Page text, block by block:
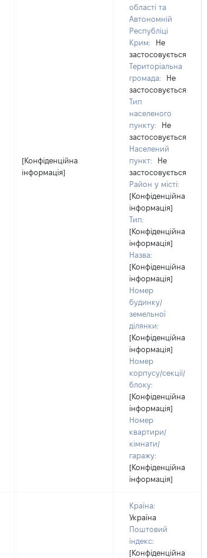
[Конфіденційна
інформація]
області та
Автономній
Республіці
Крим:
Не
застосовується
Територіальна
громада:
Не
застосовується
Тип
населеного
пункту:
Не
застосовується
Населений
пункт:
Не
застосовується
Район у місті:
[Конфіденційна
інформація]
Тип:
[Конфіденційна
інформація]
Назва:
[Конфіденційна
інформація]
Номер
будинку/
земельної
ділянки:
[Конфіденційна
інформація]
Номер
корпусу/секції/
блоку:
[Конфіденційна
інформація]
Номер
квартири/
кімнати/
гаражу:
[Конфіденційна
інформація]
Країна:
Україна
Поштовий
індекс:
[Конфіденційна